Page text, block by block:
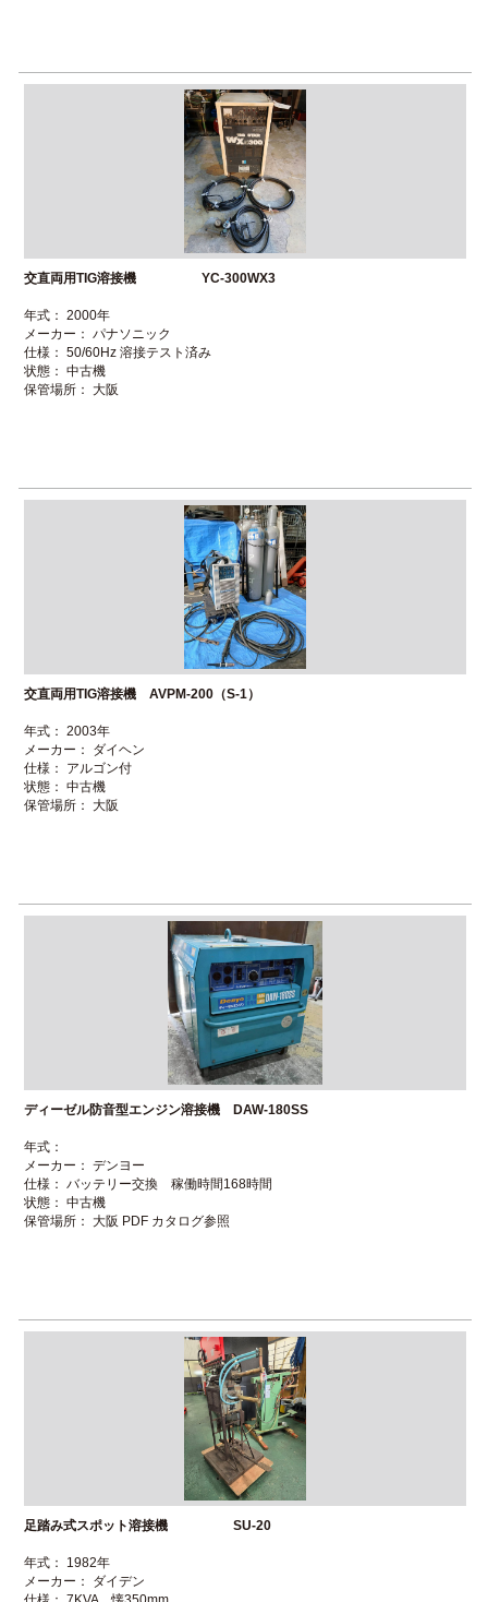
交直両用TIG溶接機 YC-300WX3
年式： 2000年
メーカー： パナソニック
仕様： 50/60Hz 溶接テスト済み
状態： 中古機
保管場所： 大阪
交直両用TIG溶接機 AVPM-200（S-1）
年式： 2003年
メーカー： ダイヘン
仕様： アルゴン付
状態： 中古機
保管場所： 大阪
ディーゼル防音型エンジン溶接機 DAW-180SS
年式：
メーカー： デンヨー
仕様： バッテリー交換 稼働時間168時間
状態： 中古機
保管場所： 大阪 PDF カタログ参照
足踏み式スポット溶接機 SU-20
年式： 1982年
メーカー： ダイデン